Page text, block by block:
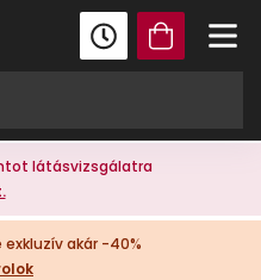
látásvizsgálatra
akár -40%